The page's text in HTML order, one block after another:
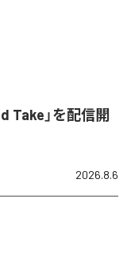
Take」を配信開
2026.8.6